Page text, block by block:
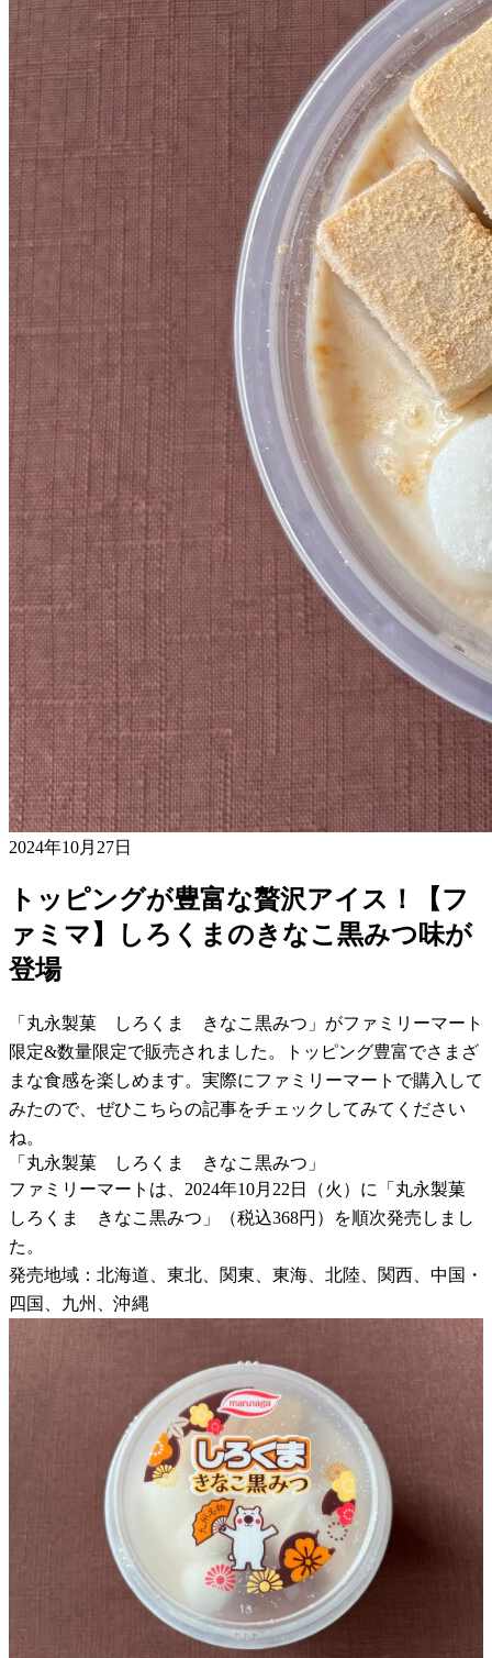
2024年10月27日
トッピングが豊富な贅沢アイス！【フ
ァミマ】しろくまのきなこ黒みつ味が
登場
「丸永製菓 しろくま きなこ黒みつ」がファミリーマート
限定&数量限定で販売されました。トッピング豊富でさまざ
まな食感を楽しめます。実際にファミリーマートで購入して
みたので、ぜひこちらの記事をチェックしてみてください
ね。
「丸永製菓 しろくま きなこ黒みつ」
ファミリーマートは、2024年10月22日（火）に「丸永製菓
しろくま きなこ黒みつ」（税込368円）を順次発売しまし
た。
発売地域：北海道、東北、関東、東海、北陸、関西、中国・
四国、九州、沖縄